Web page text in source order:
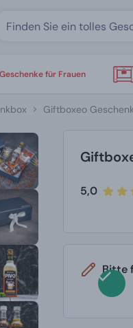
Geschenke für Frauen
Giftboxeo
5,0
Bitte